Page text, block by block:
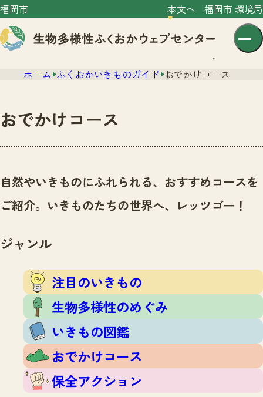
福岡市 本文へ 福岡市 環境局
センター紹介
センター紹介TOP
サイトポリシー
ニュース
いきものガイド
注目のいきもの
生物多様性のめぐみ
いきもの図鑑
おでかけコース
保全アクション
イベント
いきもの調査隊
調査レポート
調査レポートTOP
調査結果
ふくおかいきものマップ
マッチング
マッチングTOP
掲載申し込みフォーム
お問合せ
ホーム ふくおかいきものガイド おでかけコース
おでかけコース
自然やいきものにふれられる、おすすめコースを
ご紹介。いきものたちの世界へ、レッツゴー！
ジャンル
注目のいきもの
生物多様性のめぐみ
いきもの図鑑
おでかけコース
保全アクション